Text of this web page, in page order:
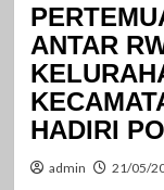
ANTAR
HADIRI
admin 21/05/